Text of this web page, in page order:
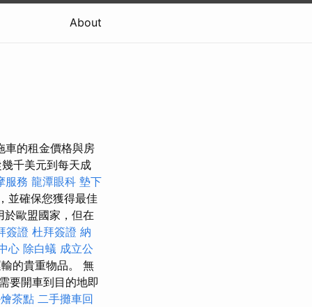
About
車的租金價格與房
千美元到每天成
服務 龍潭眼科 墊下
並確保您獲得最佳
於歐盟國家，但在
簽證 杜拜簽證 納
心 除白蟻 成立公
的貴重物品。 無
要開車到目的地即
茶點 二手攤車回